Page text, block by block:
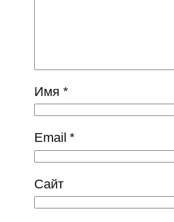
Имя *
Email*
Сайт